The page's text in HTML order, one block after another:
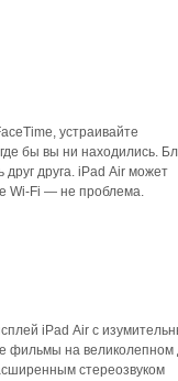
устраивайте
бы вы ни находились.
друга. iPad Air может
Wi‑Fi — не проблема.
iPad Air с
фильмы на великолепном
стереозвуком